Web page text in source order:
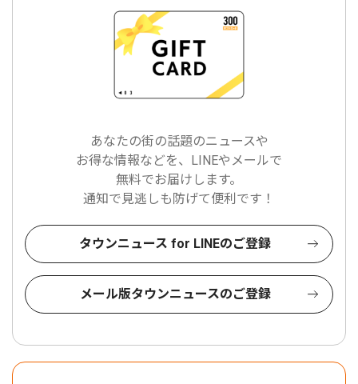
あなたの街の話題のニュースや
お得な情報などを、LINEやメールで
無料でお届けします。
通知で見逃しも防げて便利です！
タウンニュース for LINEのご登録
メール版タウンニュースのご登録